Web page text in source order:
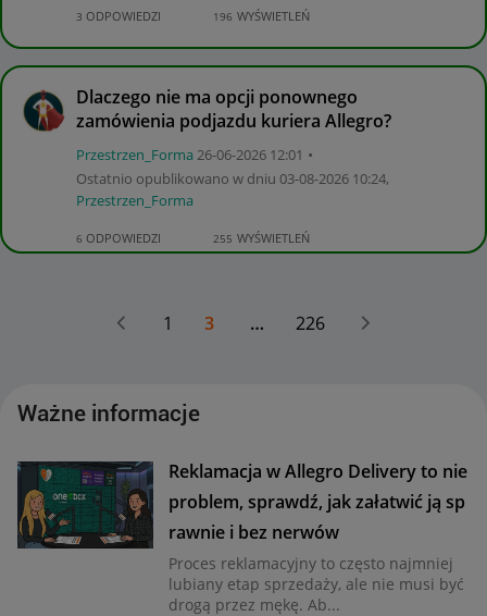
3 ODPOWIEDZI 196 WYŚWIETLEŃ
Dlaczego nie ma opcji ponownego
zamówienia podjazdu kuriera Allegro?
Przestrzen_Forma ‎26-06-2026 12:01
Ostatnio opublikowano w dniu ‎03-08-2026 10:24,
Przestrzen_Forma
6 ODPOWIEDZI 255 WYŚWIETLEŃ
1 3 … 226
Ważne informacje
Reklamacja w Allegro Delivery to nie
problem, sprawdź, jak załatwić ją sp
rawnie i bez nerwów
Proces reklamacyjny to często najmniej
lubiany etap sprzedaży, ale nie musi być
drogą przez mękę. Ab...